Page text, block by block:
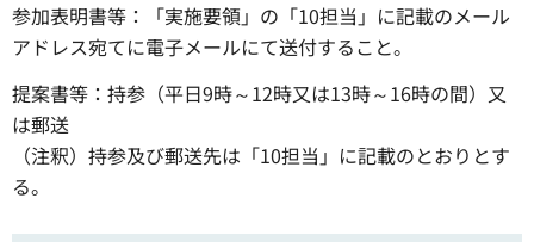
参加表明書等：「実施要領」の「10担当」に記載のメール
アドレス宛てに電子メールにて送付すること。
提案書等：持参（平日9時～12時又は13時～16時の間）又
は郵送
（注釈）持参及び郵送先は「10担当」に記載のとおりとす
る。